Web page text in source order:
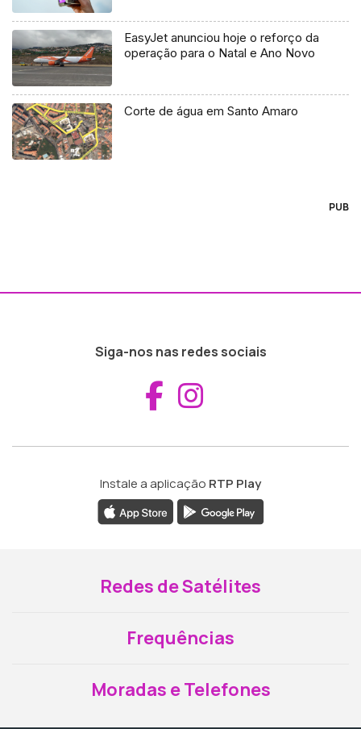
EasyJet anunciou hoje o reforço da
operação para o Natal e Ano Novo
Corte de água em Santo Amaro
PUB
Siga-nos nas redes sociais
Aceder ao
Instale a aplicação RTP Play
Redes de Satélites
Frequências
Moradas e Telefones